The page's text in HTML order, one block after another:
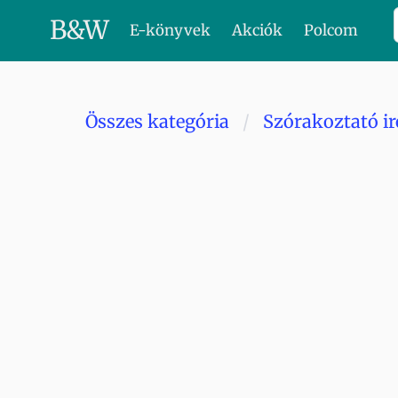
B&W E-könyvek Akciók Polcom
Összes kategória Szórakoztató